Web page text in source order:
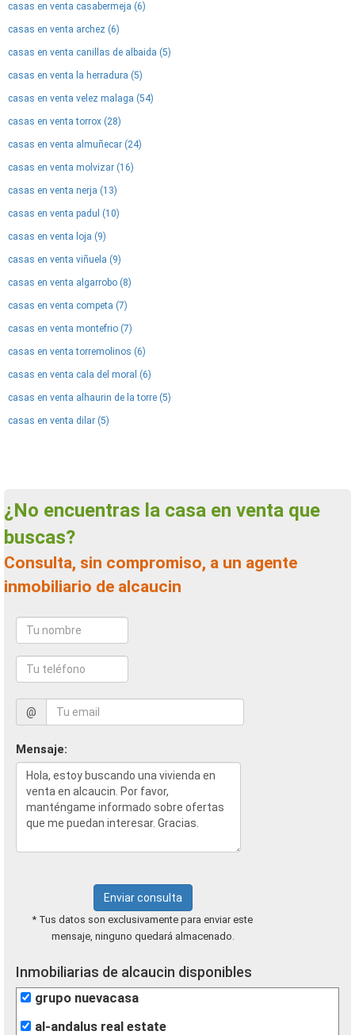
casas en venta casabermeja (6)
casas en venta archez (6)
casas en venta canillas de albaida (5)
casas en venta la herradura (5)
casas en venta velez malaga (54)
casas en venta torrox (28)
casas en venta almuñecar (24)
casas en venta molvizar (16)
casas en venta nerja (13)
casas en venta padul (10)
casas en venta loja (9)
casas en venta viñuela (9)
casas en venta algarrobo (8)
casas en venta competa (7)
casas en venta montefrio (7)
casas en venta torremolinos (6)
casas en venta cala del moral (6)
casas en venta alhaurin de la torre (5)
casas en venta dilar (5)
¿No encuentras la casa en venta que
buscas?
Consulta, sin compromiso, a un agente
inmobiliario de alcaucin
@
Mensaje:
Enviar consulta
* Tus datos son exclusivamente para enviar este
mensaje, ninguno quedará almacenado.
Inmobiliarias de alcaucin disponibles
grupo nuevacasa
al-andalus real estate